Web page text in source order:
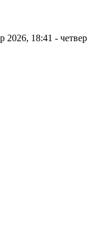
2026, 18:41 - четвер